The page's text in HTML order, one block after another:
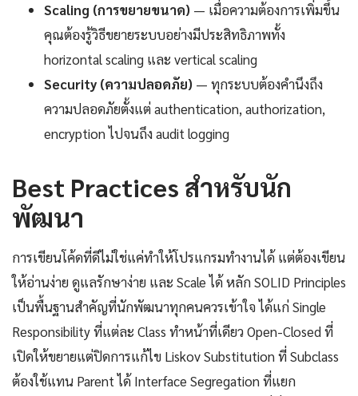
Scaling (การขยายขนาด) — เมื่อความต้องการเพิ่มขึ้น
คุณต้องรู้วิธีขยายระบบอย่างมีประสิทธิภาพทั้ง
horizontal scaling และ vertical scaling
Security (ความปลอดภัย) — ทุกระบบต้องคำนึงถึง
ความปลอดภัยตั้งแต่ authentication, authorization,
encryption ไปจนถึง audit logging
Best Practices สำหรับนัก
พัฒนา
การเขียนโค้ดที่ดีไม่ใช่แค่ทำให้โปรแกรมทำงานได้ แต่ต้องเขียน
ให้อ่านง่าย ดูแลรักษาง่าย และ Scale ได้ หลัก SOLID Principles
เป็นพื้นฐานสำคัญที่นักพัฒนาทุกคนควรเข้าใจ ได้แก่ Single
Responsibility ที่แต่ละ Class ทำหน้าที่เดียว Open-Closed ที่
เปิดให้ขยายแต่ปิดการแก้ไข Liskov Substitution ที่ Subclass
ต้องใช้แทน Parent ได้ Interface Segregation ที่แยก